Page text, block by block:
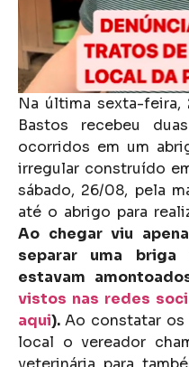
Na última sexta-feira,
Bastos recebeu
ocorridos em um
irregular construído
sábado, 26/08, pela
até o abrigo para
Ao chegar viu
separar uma
estavam
vistos nas redes
aqui). Ao constatar os
local o vereador